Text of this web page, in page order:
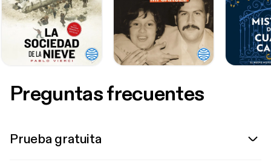
Preguntas frecuentes
Prueba gratuita